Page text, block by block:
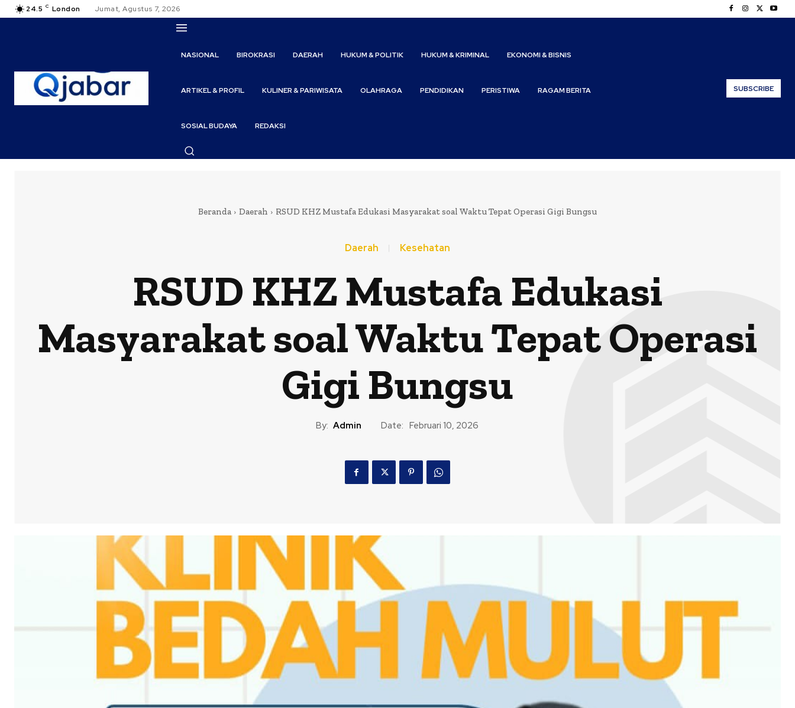
24.5 C London Jumat, Agustus 7, 2026
NASIONAL BIROKRASI DAERAH HUKUM & POLITIK HUKUM & KRIMINAL EKONOMI & BISNIS
ARTIKEL & PROFIL KULINER & PARIWISATA OLAHRAGA PENDIDIKAN PERISTIWA RAGAM BERITA
SOSIAL BUDAYA REDAKSI
SUBSCRIBE
Beranda Daerah RSUD KHZ Mustafa Edukasi Masyarakat soal Waktu Tepat Operasi Gigi Bungsu
Daerah Kesehatan
RSUD KHZ Mustafa Edukasi
Masyarakat soal Waktu Tepat Operasi
Gigi Bungsu
By: Admin Date: Februari 10, 2026